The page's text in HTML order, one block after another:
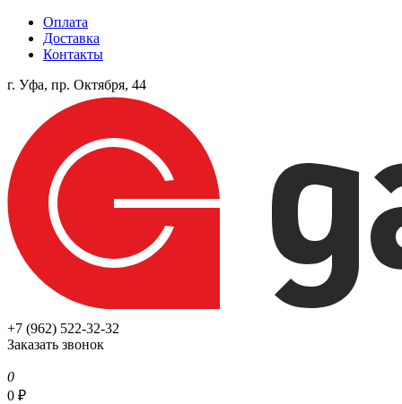
Оплата
Доставка
Контакты
г. Уфа, пр. Октября, 44
+7 (962) 522-32-32
Заказать звонок
0
0 ₽